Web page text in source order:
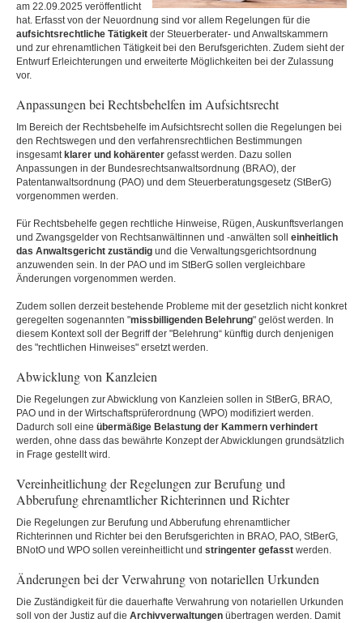
am 22.09.2025 veröffentlicht
hat. Erfasst von der Neuordnung sind vor allem Regelungen für die
aufsichtsrechtliche Tätigkeit der Steuerberater- und Anwaltskammern
und zur ehrenamtlichen Tätigkeit bei den Berufsgerichten. Zudem sieht der
Entwurf Erleichterungen und erweiterte Möglichkeiten bei der Zulassung
vor.
Anpassungen bei Rechtsbehelfen im Aufsichtsrecht
Im Bereich der Rechtsbehelfe im Aufsichtsrecht sollen die Regelungen bei
den Rechtswegen und den verfahrensrechtlichen Bestimmungen
insgesamt klarer und kohärenter gefasst werden. Dazu sollen
Anpassungen in der Bundesrechtsanwaltsordnung (BRAO), der
Patentanwaltsordnung (PAO) und dem Steuerberatungsgesetz (StBerG)
vorgenommen werden.
Für Rechtsbehelfe gegen rechtliche Hinweise, Rügen, Auskunftsverlangen
und Zwangsgelder von Rechtsanwältinnen und -anwälten soll einheitlich
das Anwaltsgericht zuständig und die Verwaltungsgerichtsordnung
anzuwenden sein. In der PAO und im StBerG sollen vergleichbare
Änderungen vorgenommen werden.
Zudem sollen derzeit bestehende Probleme mit der gesetzlich nicht konkret
geregelten sogenannten "missbilligenden Belehrung" gelöst werden. In
diesem Kontext soll der Begriff der "Belehrung“ künftig durch denjenigen
des "rechtlichen Hinweises" ersetzt werden.
Abwicklung von Kanzleien
Die Regelungen zur Abwicklung von Kanzleien sollen in StBerG, BRAO,
PAO und in der Wirtschaftsprüferordnung (WPO) modifiziert werden.
Dadurch soll eine übermäßige Belastung der Kammern verhindert
werden, ohne dass das bewährte Konzept der Abwicklungen grundsätzlich
in Frage gestellt wird.
Vereinheitlichung der Regelungen zur Berufung und
Abberufung ehrenamtlicher Richterinnen und Richter
Die Regelungen zur Berufung und Abberufung ehrenamtlicher
Richterinnen und Richter bei den Berufsgerichten in BRAO, PAO, StBerG,
BNotO und WPO sollen vereinheitlicht und stringenter gefasst werden.
Änderungen bei der Verwahrung von notariellen Urkunden
Die Zuständigkeit für die dauerhafte Verwahrung von notariellen Urkunden
soll von der Justiz auf die Archivverwaltungen übertragen werden. Damit